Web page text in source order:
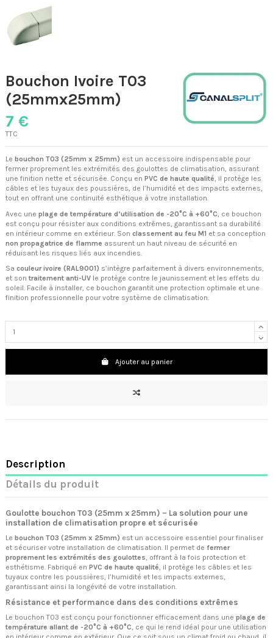
Bouchon Ivoire T03
(25mmx25mm)
7 €
TTC
Le bouchon T03 (25mm x 25mm) est un accessoire indispensable pour
fermer proprement les extrémités des goulottes de climatisation, assurant
une finition nette et sécurisée. Conçu en PVC de haute qualité, il protège les
câbles et les tuyaux des poussières, de l’humidité et des impacts externes,
tout en offrant une continuité esthétique à votre installation.
Avec une plage de température d’utilisation de -20°C à +60°C , ce bouchon
est conçu pour résister aux conditions extrêmes, garantissant sa durabilité
en intérieur comme en extérieur. Son classement au feu M1 et sa conception
non propagatrice de flamme assurent un haut niveau de sécurité en
réduisant les risques liés aux incendies.
Sa couleur ivoire (RAL9001) s’intègre parfaitement à divers environnements,
et son traitement anti-UV le protège contre le jaunissement et les effets du
soleil. Facile à installer, ce bouchon garantit une protection optimale et une
finition professionnelle pour votre système de climatisation.
Ajouter au panier
Description
Détails du produit
Goulotte bouchon T03 (25mm x 25mm) – La solution pour une
installation de climatisation propre et sécurisée
Le bouchon T03 (25mm x 25mm) est un accessoire essentiel pour finaliser
et sécuriser votre installation de climatisation. Il permet de fermer
proprement les extrémités des goulottes, offrant à la fois protection et
esthétisme. Fabriqué en PVC de haute qualité, il protège les câbles et les
tuyaux contre les poussières, l’humidité et les impacts externes,
garantissant ainsi la longévité de votre installation.
Résistance et performance dans des conditions extrêmes
Le bouchon T03 est conçu pour fonctionner efficacement dans une plage de
température allant de -20°C à +60°C , ce qui le rend idéal pour une utilisation